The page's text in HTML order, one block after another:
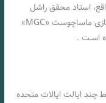
استاد محقق راشل
ولبرگ از سال 2013 بـه نمایندگی از کمیسیون بازی ماساچوست «MGC»
اسـت .
چند ایالت ایالات متحده